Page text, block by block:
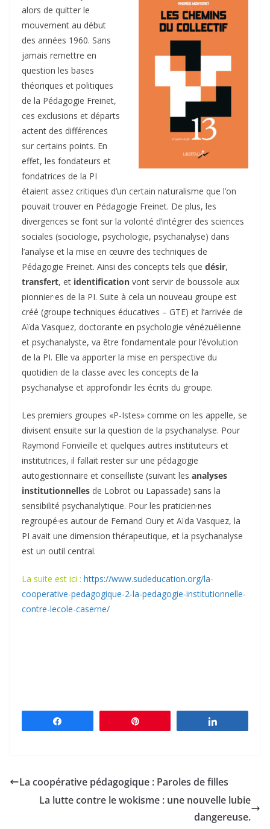
alors de quitter le
mouvement au début
des années 1960. Sans
jamais remettre en
question les bases
théoriques et politiques
de la Pédagogie Freinet,
ces exclusions et départs
actent des différences
sur certains points. En
effet, les fondateurs et
fondatrices de la PI
étaient assez critiques d’un certain naturalisme que l’on
pouvait trouver en Pédagogie Freinet. De plus, les
divergences se font sur la volonté d’intégrer des sciences
sociales (sociologie, psychologie, psychanalyse) dans
l’analyse et la mise en œuvre des techniques de
Pédagogie Freinet. Ainsi des concepts tels que désir,
transfert, et identification vont servir de boussole aux
pionnier·es de la PI. Suite à cela un nouveau groupe est
créé (groupe techniques éducatives – GTE) et l’arrivée de
Aïda Vasquez, doctorante en psychologie vénézuélienne
et psychanalyste, va être fondamentale pour l’évolution
de la PI. Elle va apporter la mise en perspective du
quotidien de la classe avec les concepts de la
psychanalyse et approfondir les écrits du groupe.
Les premiers groupes «P-Istes» comme on les appelle, se
divisent ensuite sur la question de la psychanalyse. Pour
Raymond Fonvieille et quelques autres instituteurs et
institutrices, il fallait rester sur une pédagogie
autogestionnaire et conseilliste (suivant les analyses
institutionnelles de Lobrot ou Lapassade) sans la
sensibilité psychanalytique. Pour les praticien·nes
regroupé·es autour de Fernand Oury et Aïda Vasquez, la
PI avait une dimension thérapeutique, et la psychanalyse
est un outil central.
La suite est ici : https://www.sudeducation.org/la-
cooperative-pedagogique-2-la-pedagogie-institutionnelle-
contre-lecole-caserne/
La coopérative pédagogique : Paroles de filles
La lutte contre le wokisme : une nouvelle lubie
dangereuse.